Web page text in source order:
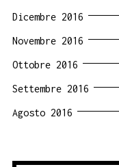
Dicembre 2016
Novembre 2016
Ottobre 2016
Settembre 2016
Agosto 2016